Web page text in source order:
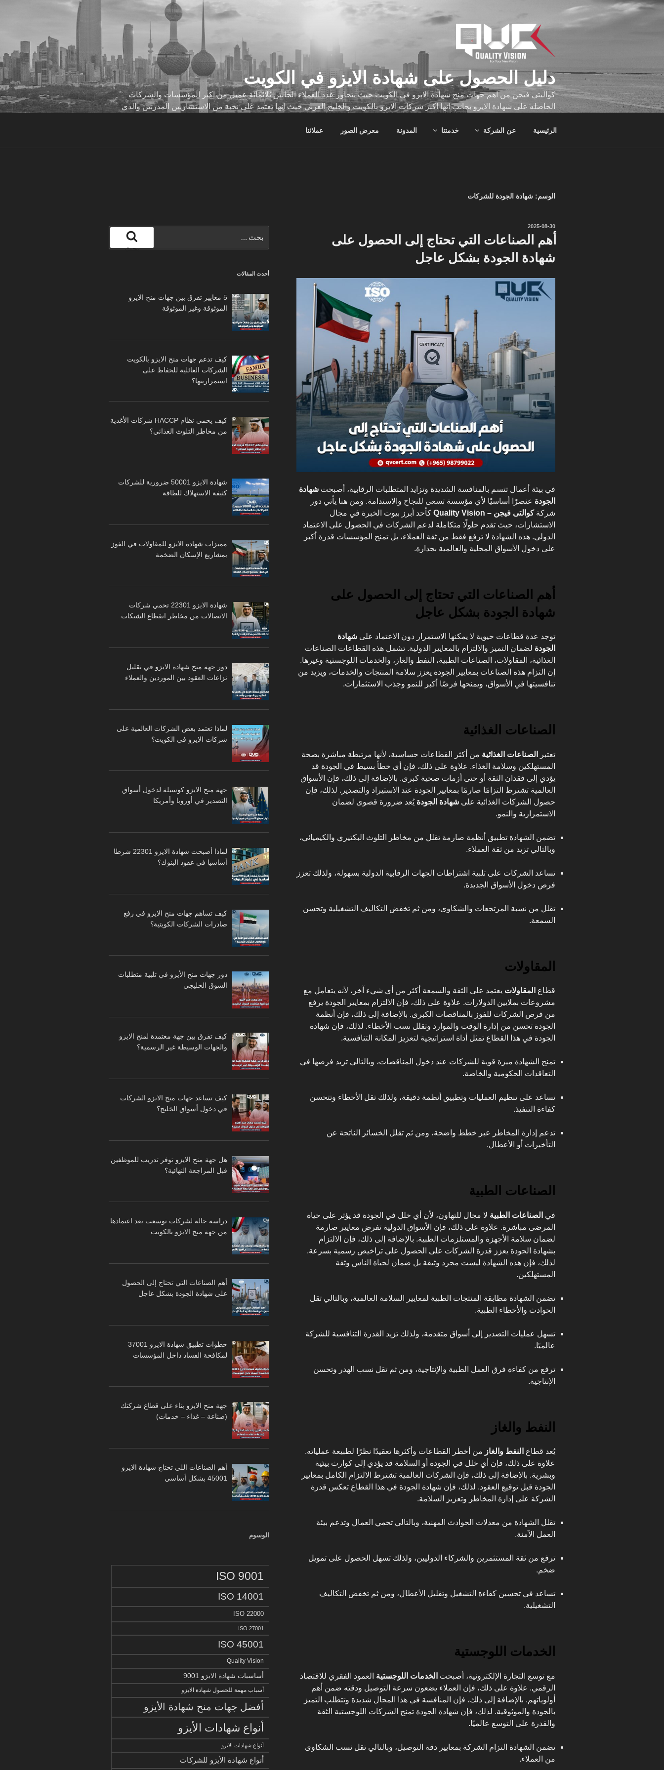
التجاوز
دليل الحصول على شهادة الايزو في الكويت
كواليتي فيجن من اهم جهات منح شهادة الايزو في الكويت حيث يتجاوز عدد العملاء الحالين ثلاثمائة عميل من اكبر المؤسسات والشركات
الحاصله على شهادة الايزو بجانب انها اكبر شركات الايزو بالكويت والخليج العربي حيث انها تعتمد على نخبة من الاستشاريين المدربين والذي
الرئيسية عن الشركة خدمتنا المدونة معرض الصور عملائنا
الوسم: شهادة الجودة للشركات
نُشر
في
2025-08-30
أهم الصناعات التي تحتاج إلى الحصول على
شهادة الجودة بشكل عاجل
في بيئة أعمال تتسم بالمنافسة الشديدة وتزايد المتطلبات الرقابية، أصبحت شهادة
الجودة عنصرًا أساسيًا لأي مؤسسة تسعى للنجاح والاستدامة. ومن هنا يأتي دور
شركةكوالتى فيجن – Quality Vision
كأحد أبرز بيوت الخبرة في مجال
الاستشارات، حيث تقدم حلولًا متكاملة لدعم الشركات في الحصول على الاعتماد
الدولي. هذه الشهادة لا ترفع فقط من ثقة العملاء، بل تمنح المؤسسات قدرة أكبر
على دخول الأسواق المحلية والعالمية بجدارة.
أهم الصناعات التي تحتاج إلى الحصول على
شهادة الجودة بشكل عاجل
توجد عدة قطاعات حيوية لا يمكنها الاستمرار دون الاعتماد على شهادة
الجودة لضمان التميز والالتزام بالمعايير الدولية. تشمل هذه القطاعات الصناعات
الغذائية، المقاولات، الصناعات الطبية، النفط والغاز، والخدمات اللوجستية وغيرها.
إن التزام هذه الصناعات بمعايير الجودة يعزز سلامة المنتجات والخدمات، ويزيد من
تنافسيتها في الأسواق، ويمنحها فرصًا أكبر للنمو وجذب الاستثمارات.
الصناعات الغذائية
تعتبر الصناعات الغذائية من أكثر القطاعات حساسية، لأنها مرتبطة مباشرة بصحة
المستهلكين وسلامة الغذاء. علاوة على ذلك، فإن أي خطأ بسيط في الجودة قد
يؤدي إلى فقدان الثقة أو حتى أزمات صحية كبرى. بالإضافة إلى ذلك، فإن الأسواق
العالمية تشترط التزامًا صارمًا بمعايير الجودة عند الاستيراد والتصدير. لذلك، فإن
حصول الشركات الغذائية على شهادة الجودة يُعد ضرورة قصوى لضمان
الاستمرارية والنمو.
تضمن الشهادة تطبيق أنظمة صارمة تقلل من مخاطر التلوث البكتيري والكيميائي،
وبالتالي تزيد من ثقة العملاء.
تساعد الشركات على تلبية اشتراطات الجهات الرقابية الدولية بسهولة، ولذلك تعزز
فرص دخول الأسواق الجديدة.
تقلل من نسبة المرتجعات والشكاوى، ومن ثم تخفض التكاليف التشغيلية وتحسن
السمعة.
المقاولات
قطاع المقاولات يعتمد على الثقة والسمعة أكثر من أي شيء آخر، لأنه يتعامل مع
مشروعات بملايين الدولارات. علاوة على ذلك، فإن الالتزام بمعايير الجودة يرفع
من فرص الشركات للفوز بالمناقصات الكبرى. بالإضافة إلى ذلك، فإن أنظمة
الجودة تحسن من إدارة الوقت والموارد وتقلل نسب الأخطاء. لذلك، فإن شهادة
الجودة في هذا القطاع تمثل أداة استراتيجية لتعزيز المكانة التنافسية.
تمنح الشهادة ميزة قوية للشركات عند دخول المناقصات، وبالتالي تزيد فرصها في
التعاقدات الحكومية والخاصة.
تساعد على تنظيم العمليات وتطبيق أنظمة دقيقة، ولذلك تقل الأخطاء وتتحسن
كفاءة التنفيذ.
تدعم إدارة المخاطر عبر خطط واضحة، ومن ثم تقلل الخسائر الناتجة عن
التأخيرات أو الأعطال.
الصناعات الطبية
في الصناعات الطبية لا مجال للتهاون، لأن أي خلل في الجودة قد يؤثر على حياة
المرضى مباشرة. علاوة على ذلك، فإن الأسواق الدولية تفرض معايير صارمة
لضمان سلامة الأجهزة والمستلزمات الطبية. بالإضافة إلى ذلك، فإن الالتزام
بشهادة الجودة يعزز قدرة الشركات على الحصول على تراخيص رسمية بسرعة.
لذلك، فإن هذه الشهادة ليست مجرد وثيقة بل ضمان لحياة الناس وثقة
المستهلكين.
تضمن الشهادة مطابقة المنتجات الطبية لمعايير السلامة العالمية، وبالتالي تقل
الحوادث والأخطاء الطبية.
تسهل عمليات التصدير إلى أسواق متقدمة، ولذلك تزيد القدرة التنافسية للشركة
عالميًا.
ترفع من كفاءة فرق العمل الطبية والإنتاجية، ومن ثم تقل نسب الهدر وتحسن
الإنتاجية.
النفط والغاز
يُعد قطاع النفط والغاز من أخطر القطاعات وأكثرها تعقيدًا نظرًا لطبيعة عملياته.
علاوة على ذلك، فإن أي خلل في الجودة أو السلامة قد يؤدي إلى كوارث بيئية
وبشرية. بالإضافة إلى ذلك، فإن الشركات العالمية تشترط الالتزام الكامل بمعايير
الجودة قبل توقيع العقود. لذلك، فإن شهادة الجودة في هذا القطاع تعكس قدرة
الشركة على إدارة المخاطر وتعزيز السلامة.
تقلل الشهادة من معدلات الحوادث المهنية، وبالتالي تحمي العمال وتدعم بيئة
العمل الآمنة.
ترفع من ثقة المستثمرين والشركاء الدوليين، ولذلك تسهل الحصول على تمويل
ضخم.
تساعد في تحسين كفاءة التشغيل وتقليل الأعطال، ومن ثم تخفض التكاليف
التشغيلية.
الخدمات اللوجستية
مع توسع التجارة الإلكترونية، أصبحت الخدمات اللوجستية العمود الفقري للاقتصاد
الرقمي. علاوة على ذلك، فإن العملاء يضعون سرعة التوصيل ودقته ضمن أهم
أولوياتهم. بالإضافة إلى ذلك، فإن المنافسة في هذا المجال شديدة وتتطلب التميز
بالجودة والموثوقية. لذلك، فإن شهادة الجودة تمنح الشركات اللوجستية الثقة
والقدرة على التوسع عالميًا.
تضمن الشهادة التزام الشركة بمعايير دقة التوصيل، وبالتالي تقل نسب الشكاوى
من العملاء.
عن:
بحث
أحدث المقالات
5 معايير تفرق بين جهات منح الايزو
الموثوقة وغير الموثوقة
كيف تدعم جهات منح الايزو بالكويت
الشركات العائلية للحفاظ على
استمراريتها؟
كيف يحمي نظام HACCP شركات الأغذية
من مخاطر التلوث الغذائي؟
شهادة الايزو 50001 ضرورية للشركات
كثيفة الاستهلاك للطاقة
مميزات شهادة الايزو للمقاولات في الفوز
بمشاريع الإسكان الضخمة
شهادة الايزو 22301 تحمي شركات
الاتصالات من مخاطر انقطاع الشبكات
دور جهة منح شهادة الايزو في تقليل
نزاعات العقود بين الموردين والعملاء
لماذا تعتمد بعض الشركات العالمية على
شركات الايزو في الكويت؟
جهة منح الايزو كوسيلة لدخول أسواق
التصدير في أوروبا وأمريكا
لماذا أصبحت شهادة الايزو 22301 شرطا
أساسيا في عقود البنوك؟
كيف تساهم جهات منح الايزو في رفع
صادرات الشركات الكويتية؟
دور جهات منح الأيزو في تلبية متطلبات
السوق الخليجي
كيف تفرق بين جهة معتمدة لمنح الايزو
والجهات الوسيطة غير الرسمية؟
كيف تساعد جهات منح الايزو الشركات
في دخول أسواق الخليج؟
هل جهة منح الايزو توفر تدريب للموظفين
قبل المراجعة النهائية؟
دراسة حالة لشركات توسعت بعد اعتمادها
من جهة منح الايزو بالكويت
أهم الصناعات التي تحتاج إلى الحصول
على شهادة الجودة بشكل عاجل
خطوات تطبيق شهادة الايزو 37001
لمكافحة الفساد داخل المؤسسات
جهة منح الايزو بناء على قطاع شركتك
(صناعة – غذاء – خدمات)
أهم الصناعات اللي تحتاج شهادة الايزو
45001 بشكل أساسي
الوسوم
ISO 9001
ISO 14001
ISO 22000
ISO 27001
ISO 45001
Quality Vision
أساسيات شهادة الايزو 9001
أسباب مهمة للحصول شهادة الايزو
أفضل جهات منح شهادة الأيزو
أنواع شهادات الأيزو
أنواع شهادات الايزو
أنواع شهادة الأيزو للشركات